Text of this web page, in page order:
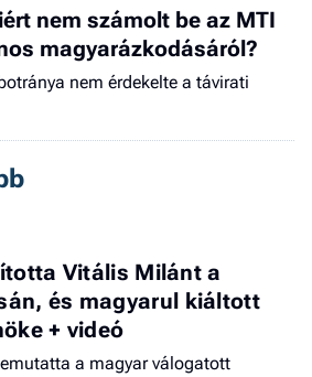
nem számolt be az MTI
magyarázkodásáról?
nem érdekelte a távirati
Vitális Milánt a
és magyarul kiáltott
+ videó
a magyar válogatott